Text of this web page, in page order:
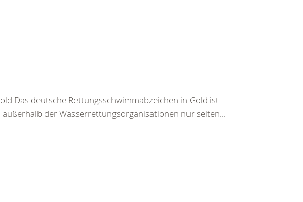
Das deutsche Rettungsschwimmabzeichen in Gold ist
der Wasserrettungsorganisationen nur selten...